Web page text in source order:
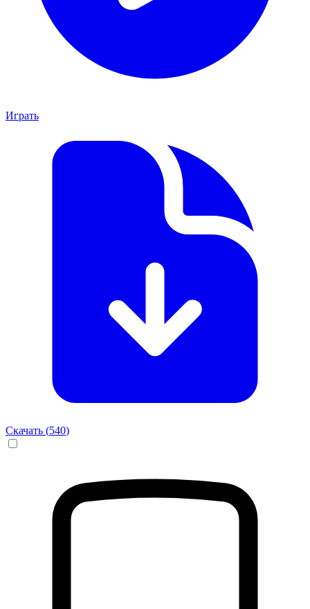
Играть
Скачать (540)